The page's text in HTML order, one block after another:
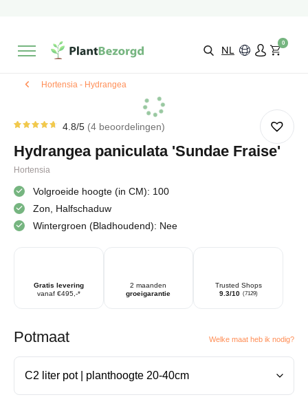
Kies zelf je
bezorgmoment & locatie NL
0
Hortensia - Hydrangea
5
gebaseerd
klantbeoordelingen
4.8/5 4beoordelingen
Hydrangea paniculata 'Sundae Fraise'
Hortensia
Volgroeide hoogte (in CM): 100
Zon, Halfschaduw
Wintergroen (Bladhoudend): Nee
Gratis levering
vanaf €495,-*
2 maanden
groeigarantie
Trusted Shops
9.3/10 (7129)
Potmaat Welke maat heb ik nodig?